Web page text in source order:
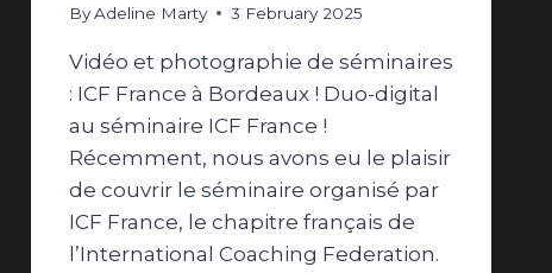
By Adeline Marty 3 February 2025
Vidéo et photographie de séminaires
: ICF France à Bordeaux ! Duo-digital
au séminaire ICF France !
Récemment, nous avons eu le plaisir
de couvrir le séminaire organisé par
ICF France, le chapitre français de
l’International Coaching Federation.